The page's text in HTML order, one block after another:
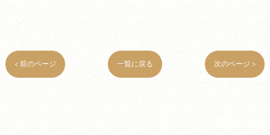
< 前のページ 一覧に戻る 次のページ >